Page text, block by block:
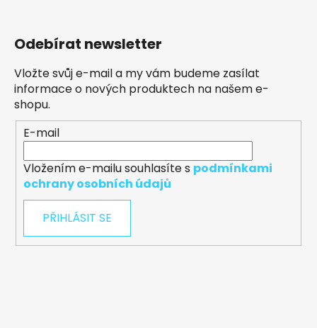
Odebírat newsletter
Vložte svůj e-mail a my vám budeme zasílat
informace o nových produktech na našem e-
shopu.
E-mail
Vložením e-mailu souhlasíte s podmínkami
ochrany osobních údajů
PŘIHLÁSIT SE